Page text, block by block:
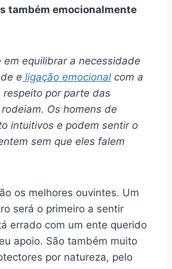
também emocionalmente
em equilibrar a necessidade
e ligação emocional com a
por parte das
Os homens de
intuitivos e podem sentir o
sem que eles falem
os melhores ouvintes. Um
será o primeiro a sentir
errado com um ente querido
apoio. São também muito
por natureza, pelo